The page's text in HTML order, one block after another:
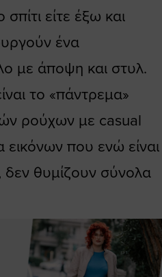
είτε έξω και
ένα
με άποψη και στυλ.
το «πάντρεμα»
ρούχων με casual
εικόνων που ενώ είναι
δεν θυμίζουν σύνολα